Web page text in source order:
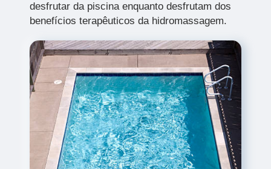
desfrutar da piscina enquanto desfrutam dos
benefícios terapêuticos da hidromassagem.